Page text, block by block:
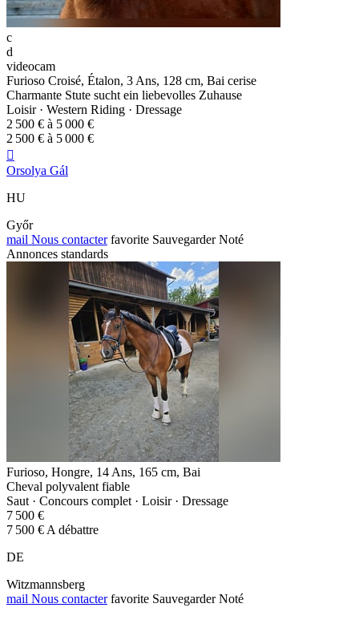
c
d
videocam
Furioso Croisé, Étalon, 3 Ans, 128 cm, Bai cerise
Charmante Stute sucht ein liebevolles Zuhause
Loisir · Western Riding · Dressage
2 500 € à 5 000 €
2 500 € à 5 000 €

Orsolya Gál
HU
Győr
mail Nous contacter favorite Sauvegarder Noté
Annonces standards
Furioso, Hongre, 14 Ans, 165 cm, Bai
Cheval polyvalent fiable
Saut · Concours complet · Loisir · Dressage
7 500 €
7 500 € A débattre
DE
Witzmannsberg
mail Nous contacter favorite Sauvegarder Noté